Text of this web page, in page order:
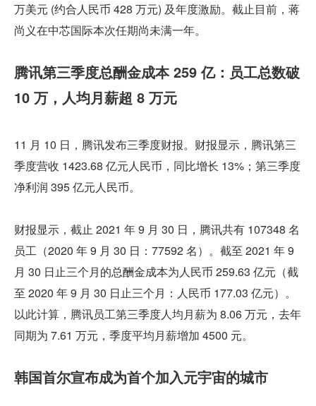
万美元 (约合人民币 428 万元) 及年度激励。截止目前，蒋
尚义在中芯国际本次任期尚未满一年。
腾讯第三季度总酬金成本 259 亿：员工总数破
10 万，人均月薪超 8 万元
11 月 10 日，腾讯发布三季度财报。财报显示，腾讯第三
季度营收 1423.68 亿元人民币，同比增长 13%；第三季度
净利润 395 亿元人民币。
财报显示，截止 2021 年 9 月 30 日，腾讯共有 107348 名
员工（2020 年 9 月 30 日：77592 名）。截至 2021 年 9
月 30 日止三个月的总酬金成本为人民币 259.63 亿元（截
至 2020 年 9 月 30 日止三个月：人民币 177.03 亿元）。
以此计算，腾讯员工第三季度人均月薪为 8.06 万元，去年
同期为 7.61 万元，季度平均月薪增加 4500 元。
韩国首尔宣布成为首个加入元宇宙的城市